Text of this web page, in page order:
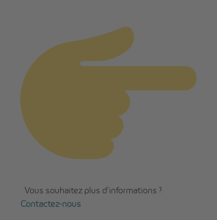
Vous souhaitez plus d’informations ?
Contactez-nous